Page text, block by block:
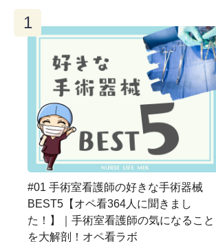
#01 手術室看護師の好きな手術器械
BEST5【オペ看364人に聞きまし
た！】｜手術室看護師の気になること
を大解剖！オペ看ラボ